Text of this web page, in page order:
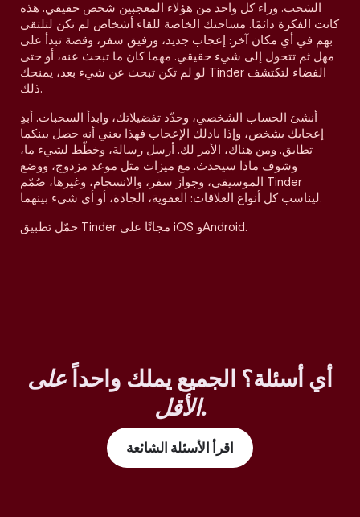
السَحب. وراء كل واحد من هؤلاء المعجبين شخص حقيقي. هذه
كانت الفكرة دائمًا. مساحتك الخاصة للقاء أشخاص لم تكن لتلتقي
بهم في أي مكان آخر: إعجاب جديد، ورفيق سفر، وقصة تبدأ على
مهل ثم تتحول إلى شيء حقيقي. مهما كان ما تبحث عنه، أو حتى
لو لم تكن تبحث عن شيء بعد، يمنحك Tinder الفضاء لتكتشف
ذلك.
أنشئ الحساب الشخصي، وحدّد تفضيلاتك، وابدأ السحبات. أبدِ
إعجابك بشخص، وإذا بادلك الإعجاب فهذا يعني أنه حصل بينكما
تطابق. ومن هناك، الأمر لك. أرسل رسالة، وخطّط لشيء ما،
وشوف ماذا سيحدث. مع ميزات مثل موعد مزدوج، ووضع
الموسيقى، وجواز سفر، والانسجام، وغيرها، صُمّم Tinder
ليناسب كل أنواع العلاقات: العفوية، الجادة، أو أي شيء بينهما.
حمّل تطبيق Tinder مجانًا على iOS وAndroid.
أي أسئلة؟ الجميع يملك واحداً على
الأقل.
اقرأ الأسئلة الشائعة